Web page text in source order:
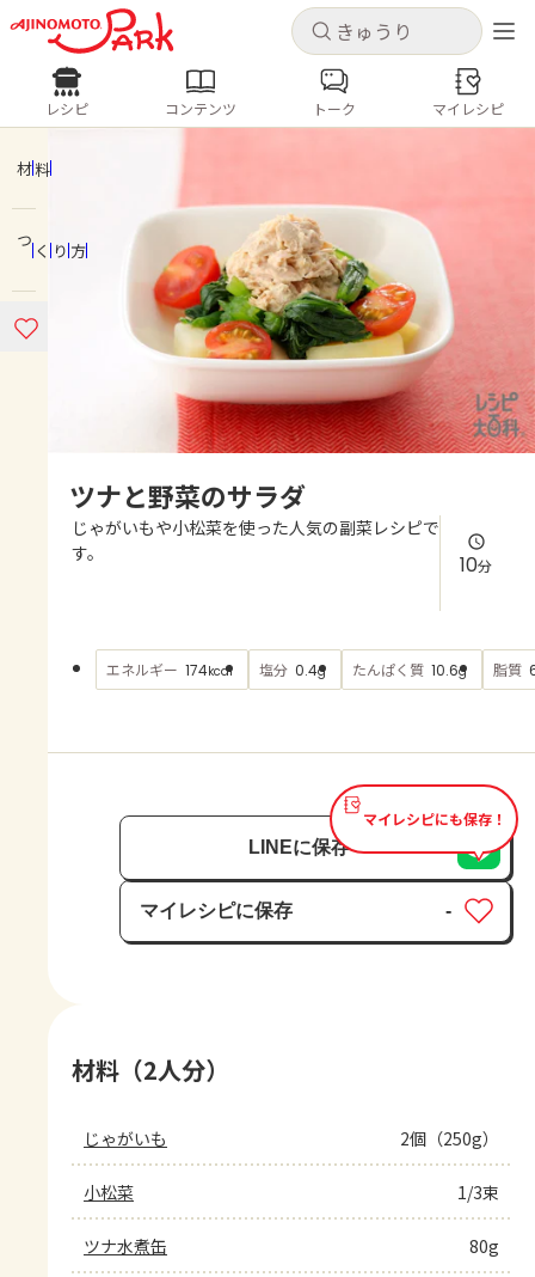
キャンセル
ログインするとレシピを保存できます
ホーム
コンテンツ
よくあるお問い合わせ
AJINOMOTO PARK とは
キャンセル
レシピ コンテンツ
人気の食材・レシピ
きゅうり なす トマト
とうもろこし
ピーマン
みょうが ゴーヤ
レシピ コンテンツ トーク マイレシピ
材料
つくり方
ツナと野菜のサラダ
じゃがいもや小松菜を使った人気の副菜レシピで
す。
10分
エネルギー 174kcal 塩分 0.4g たんぱく質 10.6g 脂質
マイレシピにも保存！
LINEに保存
マイレシピに保存
保存済み
-
材料（2人分）
じゃがいも 2個（250g）
小松菜 1/3束
ツナ水煮缶 80g